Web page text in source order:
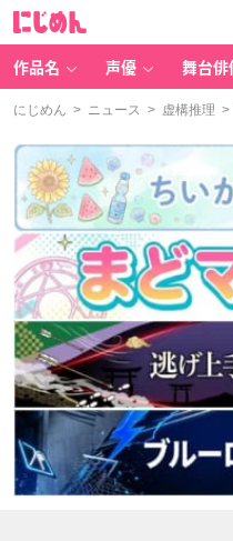
作品名 声優 舞台俳
にじめん > ニュース > 虚構推理 >